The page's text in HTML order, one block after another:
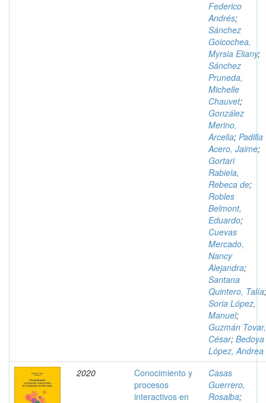
Federico
Andrés;
Sánchez
Goicochea,
Myrsia Eliany;
Sánchez
Pruneda,
Michelle
Chauvet;
González
Merino,
Arcelia; Padilla
Acero, Jaime;
Gortari
Rabiela,
Rebeca de;
Robles
Belmont,
Eduardo;
Cuevas
Mercado,
Nancy
Alejandra;
Santana
Quintero, Talía;
Soria López,
Manuel;
Guzmán Tovar,
César; Bedoya
López, Andrea
2020
Conocimiento y
procesos
interactivos en
Casas
Guerrero,
Rosalba;